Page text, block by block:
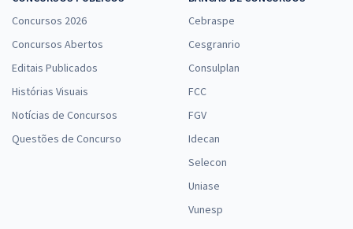
Concursos 2026
Concursos Abertos
Editais Publicados
Histórias Visuais
Notícias de Concursos
Questões de Concurso
Cebraspe
Cesgranrio
Consulplan
FCC
FGV
Idecan
Selecon
Uniase
Vunesp